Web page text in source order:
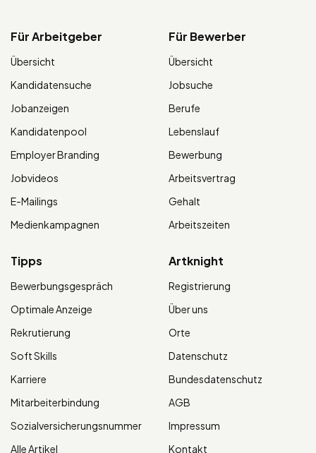
Für Arbeitgeber
Übersicht
Kandidatensuche
Jobanzeigen
Kandidatenpool
Employer Branding
Jobvideos
E-Mailings
Medienkampagnen
Für Bewerber
Übersicht
Jobsuche
Berufe
Lebenslauf
Bewerbung
Arbeitsvertrag
Gehalt
Arbeitszeiten
Tipps
Bewerbungsgespräch
Optimale Anzeige
Rekrutierung
Soft Skills
Karriere
Mitarbeiterbindung
Sozialversicherungsnummer
Alle Artikel
Artknight
Registrierung
Über uns
Orte
Datenschutz
Bundesdatenschutz
AGB
Impressum
Kontakt